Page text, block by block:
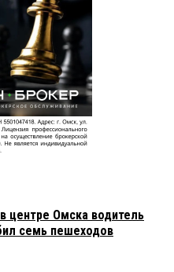
центре Омска водитель
семь пешеходов